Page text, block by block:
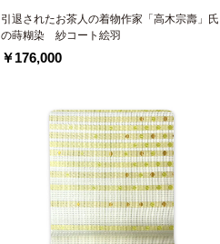
引退されたお茶人の着物作家「高木宗壽」氏
の蒔糊染 紗コート絵羽
￥176,000